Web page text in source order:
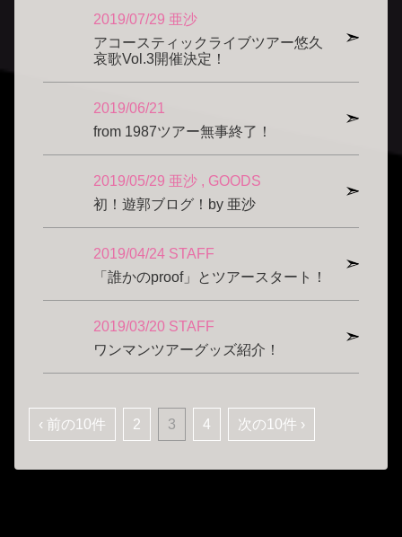
2019/07/29 亜沙
アコースティックライブツアー悠久
哀歌Vol.3開催決定！
2019/06/21
from 1987ツアー無事終了！
2019/05/29 亜沙
GOODS
初！遊郭ブログ！by 亜沙
2019/04/24 STAFF
「誰かのproof」とツアースタート！
2019/03/20 STAFF
ワンマンツアーグッズ紹介！
‹ 前の10件 2 3 4 次の10件 ›